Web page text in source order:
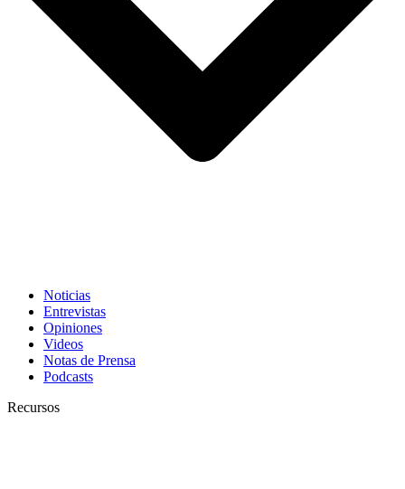
Noticias
Entrevistas
Opiniones
Videos
Notas de Prensa
Podcasts
Recursos